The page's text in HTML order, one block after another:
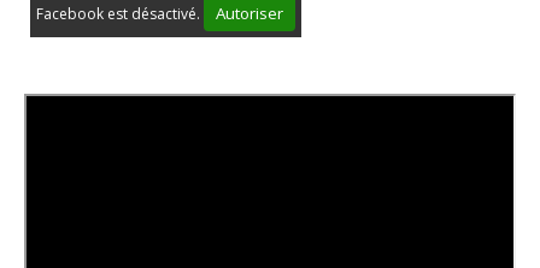
Facebook est désactivé. Autoriser